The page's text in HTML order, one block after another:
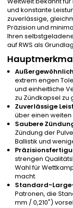
und konstante
zuverlässige,
Präzision und
Ihren
auf RWS als
extrem engen
und einheitliche
zu Zündkapsel zu
Zuverlässige
über einen
Saubere
Zündung der
Ballistik und
strengen
Wahl für
macht.
Standard-
Patronen, die
mm / 0,210")